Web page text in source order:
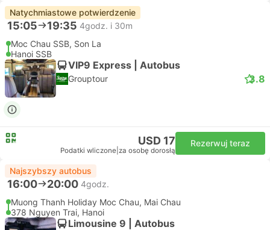
Natychmiastowe potwierdzenie
15:05 19:35 4godz. i 30m
Moc Chau SSB, Son La
Hanoi SSB
VIP9 Express | Autobus
Grouptour 3.8
USD 17
Podatki wliczone za osobę dorosłą
Rezerwuj teraz
Najszybszy autobus
16:00 20:00 4godz.
Muong Thanh Holiday Moc Chau, Mai Chau
378 Nguyen Trai, Hanoi
Limousine 9 | Autobus